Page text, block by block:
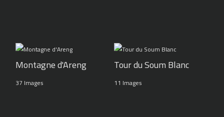
Montagne d'Areng
37 Images
Tour du Soum Blanc
11 Images